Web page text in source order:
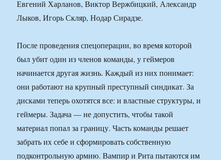
Евгений Харланов, Виктор Вержбицкий, Александр
Лыков, Игорь Скляр, Нодар Сирадзе.
После проведения спецоперации, во время которой
был убит один из членов команды, у геймеров
начинается другая жизнь. Каждый из них понимает:
они работают на крупный преступный синдикат. За
дисками теперь охотятся все: и властные структуры, и
геймеры. Задача — не допустить, чтобы такой
материал попал за границу. Часть команды решает
забрать их себе и сформировать собственную
подконтрольную армию. Вампир и Рита пытаются им